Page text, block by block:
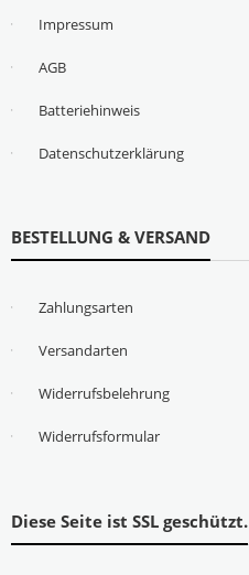
Impressum
AGB
Batteriehinweis
Datenschutzerklärung
BESTELLUNG & VERSAND
Zahlungsarten
Versandarten
Widerrufsbelehrung
Widerrufsformular
Diese Seite ist SSL geschützt.